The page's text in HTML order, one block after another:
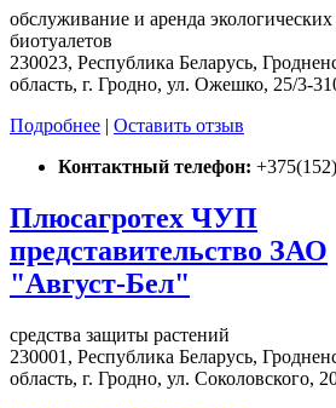
обслуживание и аренда экологических
биотуалетов
230023, Республика Беларусь,
область, г. Гродно, ул. Ожешко, 25/3-
Подробнее | Оставить отзыв
Контактный телефон:
Плюсагротех ЧУП
представительство ЗАО
"Август-Бел"
средства защиты растений
230001, Республика Беларусь,
область, г. Гродно, ул. Соколовского,